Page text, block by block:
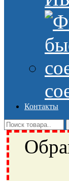
Контакты